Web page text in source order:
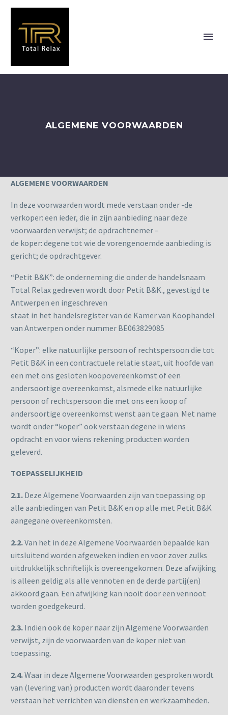
ALGEMENE VOORWAARDEN
ALGEMENE VOORWAARDEN
In deze voorwaarden wordt mede verstaan onder -de
verkoper: een ieder, die in zijn aanbieding naar deze
voorwaarden verwijst; de opdrachtnemer –
de koper: degene tot wie de vorengenoemde aanbieding is
gericht; de opdrachtgever.
“Petit B&K”: de onderneming die onder de handelsnaam
Total Relax gedreven wordt door Petit B&K., gevestigd te
Antwerpen en ingeschreven
staat in het handelsregister van de Kamer van Koophandel
van Antwerpen onder nummer BE063829085
“Koper”: elke natuurlijke persoon of rechtspersoon die tot
Petit B&K in een contractuele relatie staat, uit hoofde van
een met ons gesloten koopovereenkomst of een
andersoortige overeenkomst, alsmede elke natuurlijke
persoon of rechtspersoon die met ons een koop of
andersoortige overeenkomst wenst aan te gaan. Met name
wordt onder “koper” ook verstaan degene in wiens
opdracht en voor wiens rekening producten worden
geleverd.
TOEPASSELIJKHEID
2.1. Deze Algemene Voorwaarden zijn van toepassing op
alle aanbiedingen van Petit B&K en op alle met Petit B&K
aangegane overeenkomsten.
2.2.Van het in deze Algemene Voorwaarden bepaalde kan
uitsluitend worden afgeweken indien en voor zover zulks
uitdrukkelijk schriftelijk is overeengekomen. Deze afwijking
is alleen geldig als alle vennoten en de derde partij(en)
akkoord gaan. Een afwijking kan nooit door een vennoot
worden goedgekeurd.
2.3. Indien ook de koper naar zijn Algemene Voorwaarden
verwijst, zijn de voorwaarden van de koper niet van
toepassing.
2.4.Waar in deze Algemene Voorwaarden gesproken wordt
van (levering van) producten wordt daaronder tevens
verstaan het verrichten van diensten en werkzaamheden.